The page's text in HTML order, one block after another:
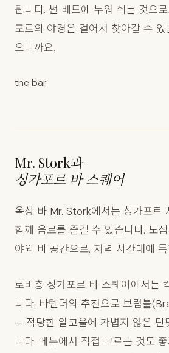
됩니다. 썬 베드에 누워 쉬는 것으
포르의 야경은 걸어서 찾아갈 수
으니까요.
the bar
Mr. Stork과
싱가포르 바 스퀘어
옥상 바 Mr. Stork에서는 싱가포르
함께 음료를 즐길 수 있습니다. 도
야외 바 공간으로, 저녁 시간대에
로비층 싱가포르 바 스퀘어에서는
니다. 바텐더의 추천으로 브럼블
— 적당한 알코올에 가볍지 않은 단
니다. 메뉴에서 직접 고르는 것도